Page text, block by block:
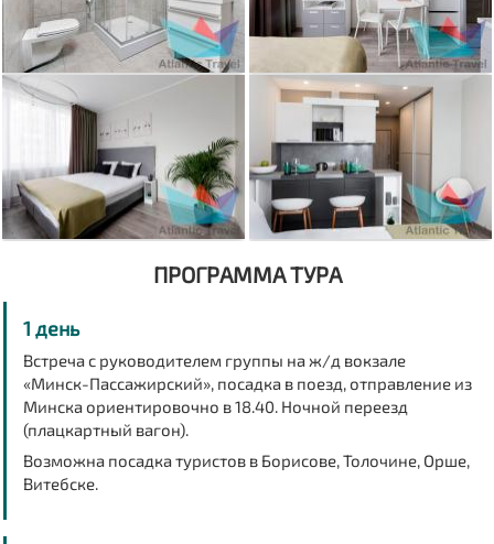
ПРОГРАММА ТУРА
1 день
Встреча с руководителем группы на ж/д вокзале
«Минск-Пассажирский», посадка в поезд, отправление из
Минска ориентировочно в18.40. Ночной переезд
(плацкартный вагон).
Возможна посадка туристов в Борисове, Толочине, Орше,
Витебске.